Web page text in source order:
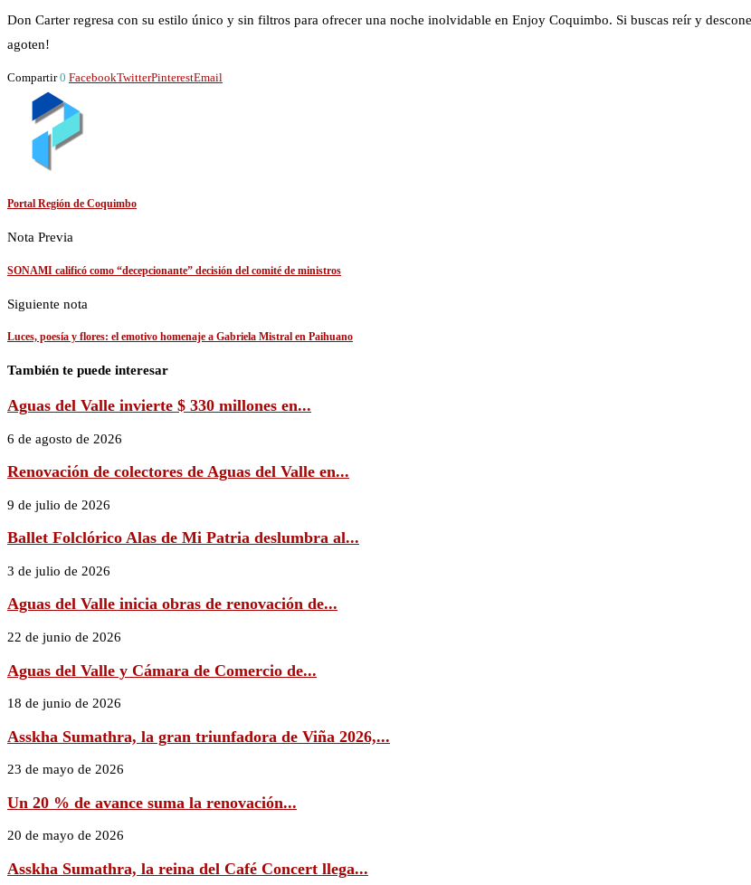
Don Carter regresa con su estilo único y sin filtros para ofrecer una noche inolvidable en Enjoy Coquimbo. Si buscas reír y
agoten!
Compartir 0 FacebookTwitterPinterestEmail
Portal Región de Coquimbo
Nota Previa
SONAMI calificó como “decepcionante” decisión del comité de ministros
Siguiente nota
Luces, poesía y flores: el emotivo homenaje a Gabriela Mistral en Paihuano
También te puede interesar
Aguas del Valle invierte $ 330 millones en...
6 de agosto de 2026
Renovación de colectores de Aguas del Valle en...
9 de julio de 2026
Ballet Folclórico Alas de Mi Patria deslumbra al...
3 de julio de 2026
Aguas del Valle inicia obras de renovación de...
22 de junio de 2026
Aguas del Valle y Cámara de Comercio de...
18 de junio de 2026
Asskha Sumathra, la gran triunfadora de Viña 2026,...
23 de mayo de 2026
Un 20 % de avance suma la renovación...
20 de mayo de 2026
Asskha Sumathra, la reina del Café Concert llega...